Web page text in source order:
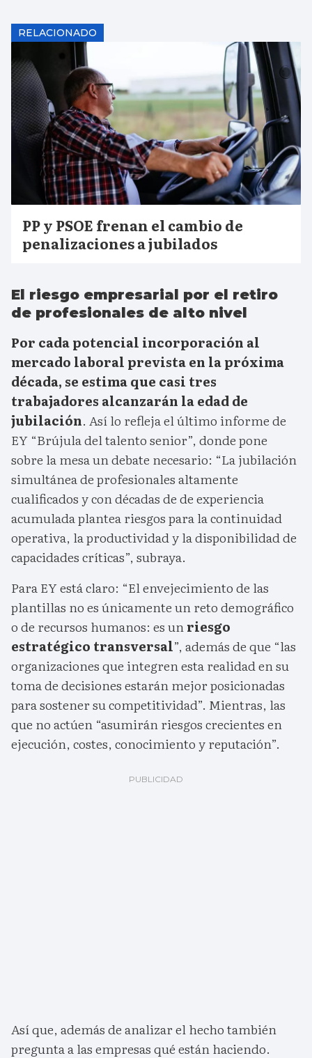
RELACIONADO
PP y PSOE frenan el cambio de
penalizaciones a jubilados
El riesgo empresarial por el retiro
de profesionales de alto nivel
Por cada potencial incorporación al
mercado laboral prevista en la próxima
década, se estima que casi tres
trabajadores alcanzarán la edad de
jubilación. Así lo refleja el último informe de
EY “Brújula del talento senior”, donde pone
sobre la mesa un debate necesario: “La jubilación
simultánea de profesionales altamente
cualificados y con décadas de de experiencia
acumulada plantea riesgos para la continuidad
operativa, la productividad y la disponibilidad de
capacidades críticas”, subraya.
Para EY está claro: “El envejecimiento de las
plantillas no es únicamente un reto demográfico
o de recursos humanos: es unriesgo
estratégico transversal”, además de que “las
organizaciones que integren esta realidad en su
toma de decisiones estarán mejor posicionadas
para sostener su competitividad”. Mientras, las
que no actúen “asumirán riesgos crecientes en
ejecución, costes, conocimiento y reputación”.
Así que, además de analizar el hecho también
pregunta a las empresas qué están haciendo.